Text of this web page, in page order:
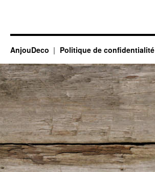
AnjouDeco Politique de confidentialité